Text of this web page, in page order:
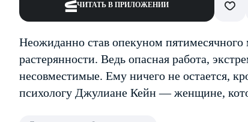
ЧИТАТЬ В ПРИЛОЖЕНИИ
Неожиданно став опекуном
растерянности. Ведь опасная работа,
несовместимые. Ему ничего не остается,
психологу Джулиане Кейн — женщине,